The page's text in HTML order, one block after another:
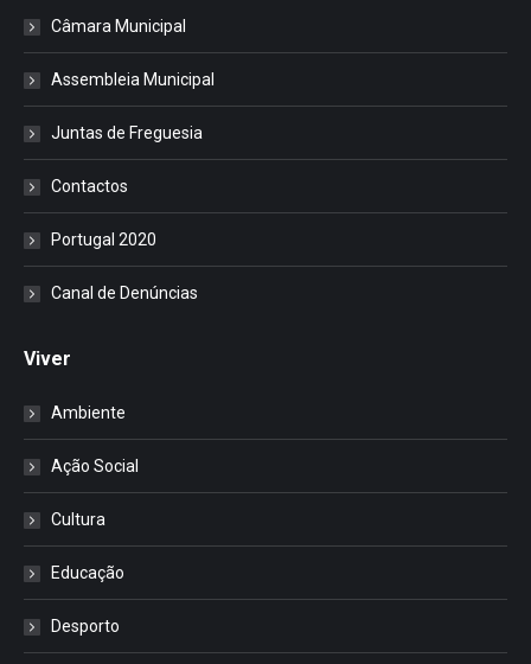
Câmara Municipal
Assembleia Municipal
Juntas de Freguesia
Contactos
Portugal 2020
Canal de Denúncias
Viver
Ambiente
Ação Social
Cultura
Educação
Desporto